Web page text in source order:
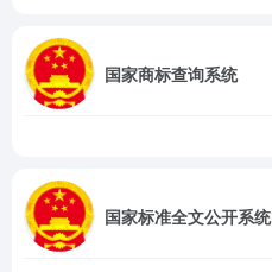
国家商标查询系统
国家标准全文公开系统